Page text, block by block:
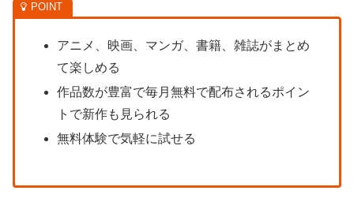
アニメ、映画、マンガ、書籍、雑誌がまとめ
て楽しめる
作品数が豊富で毎月無料で配布されるポイン
トで新作も見られる
無料体験で気軽に試せる